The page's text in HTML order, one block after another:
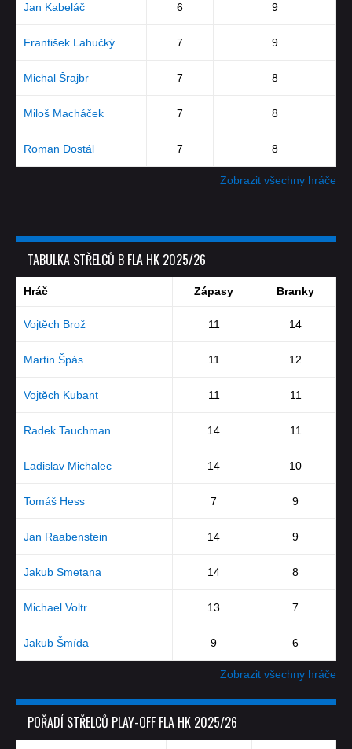
Jan Kabeláč 6 9
František Lahučký 7 9
Michal Šrajbr 7 8
Miloš Macháček 7 8
Roman Dostál 7 8
Zobrazit všechny hráče
TABULKA STŘELCŮ B FLA HK 2025/26
Hráč Zápasy Branky
Vojtěch Brož 11 14
Martin Špás 11 12
Vojtěch Kubant 11 11
Radek Tauchman 14 11
Ladislav Michalec 14 10
Tomáš Hess 7 9
Jan Raabenstein 14 9
Jakub Smetana 14 8
Michael Voltr 13 7
Jakub Šmída 9 6
Zobrazit všechny hráče
POŘADÍ STŘELCŮ PLAY-OFF FLA HK 2025/26